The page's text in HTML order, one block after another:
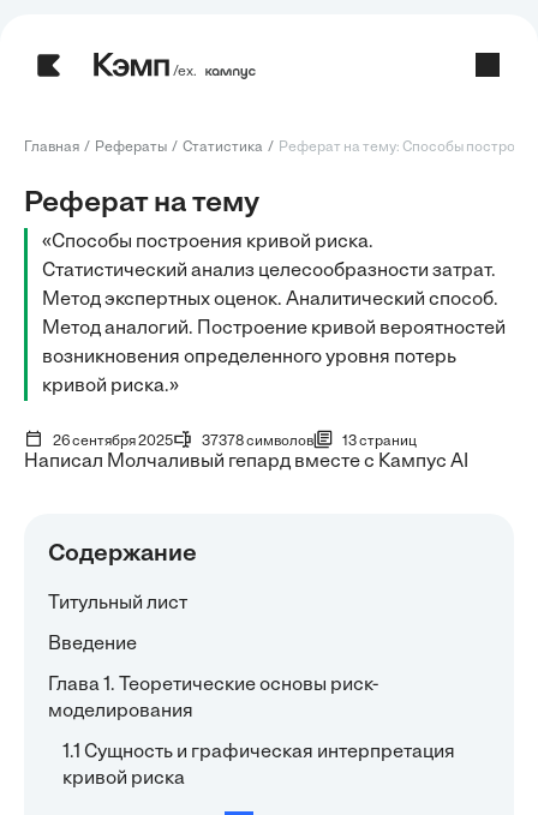
/ех.
Главная Рефераты Статистика Реферат на тему: Способы
Реферат на тему
«Способы построения кривой риска.
Статистический анализ целесообразности затрат.
Метод экспертных оценок. Аналитический способ.
Метод аналогий. Построение кривой вероятностей
возникновения определенного уровня потерь
кривой риска.»
26 сентября 2025 37378 символов 13 страниц
Написал Молчаливый гепард вместе с Кампус AI
Содержание
Титульный лист
Введение
Глава 1. Теоретические основы риск-
моделирования
1.1 Сущность и графическая интерпретация
кривой риска